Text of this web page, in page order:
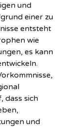
und
einer zu
entsteht
wie
es kann
dass sich
und